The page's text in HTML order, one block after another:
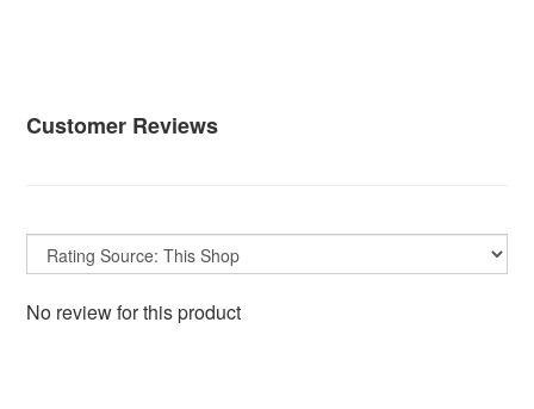
Customer Reviews
No review for this product